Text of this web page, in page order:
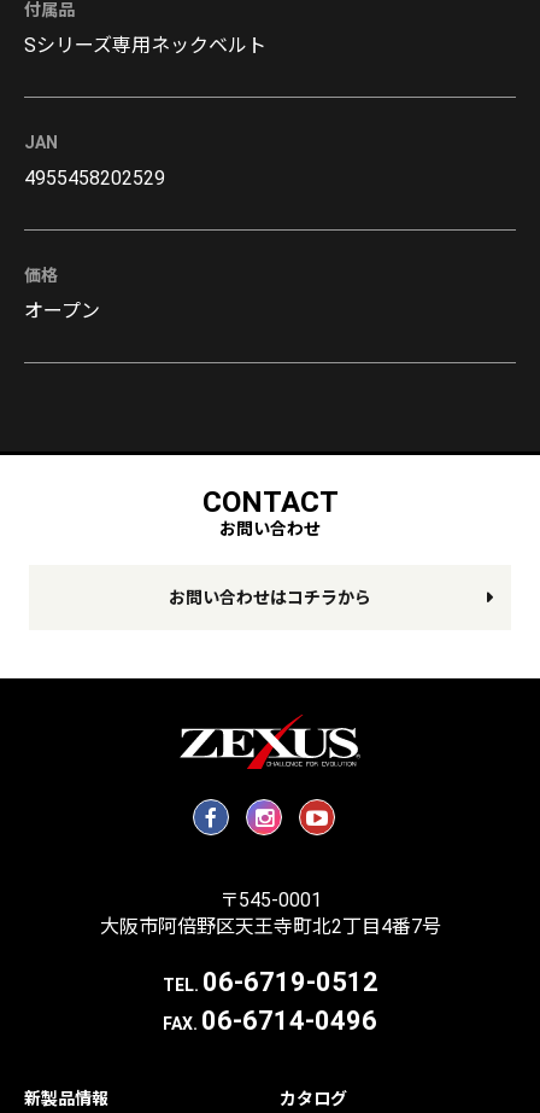
付属品
Sシリーズ専用ネックベルト
JAN
4955458202529
価格
オープン
CONTACT
お問い合わせ
お問い合わせはコチラから
〒545-0001
大阪市阿倍野区天王寺町北2丁目4番7号
TEL. 06-6719-0512
FAX. 06-6714-0496
新製品情報 カタログ